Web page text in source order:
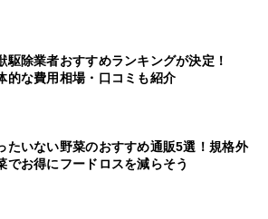
駆除業者おすすめランキングが決定！
的な費用相場・口コミも紹介
たいない野菜のおすすめ通販5選！規格外
でお得にフードロスを減らそう